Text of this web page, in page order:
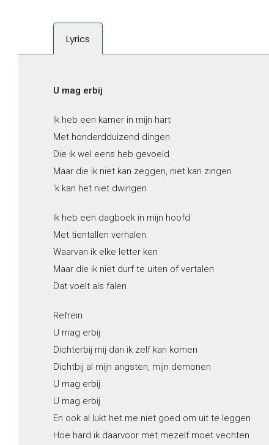
Lyrics
U mag erbij
Ik heb een kamer in mijn hart
Met honderdduizend dingen
Die ik wel eens heb gevoeld
Maar die ik niet kan zeggen, niet kan zingen
‘k kan het niet dwingen
Ik heb een dagboek in mijn hoofd
Met tientallen verhalen
Waarvan ik elke letter ken
Maar die ik niet durf te uiten of vertalen
Dat voelt als falen
Refrein
U mag erbij
Dichterbij mij dan ik zelf kan komen
Dichtbij al mijn angsten, mijn demonen
U mag erbij
U mag erbij
En ook al lukt het me niet goed om uit te leggen
Hoe hard ik daarvoor met mezelf moet vechten